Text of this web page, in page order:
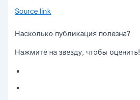
Source link
Насколько публикация полезна?
Нажмите на звезду, чтобы оценить!